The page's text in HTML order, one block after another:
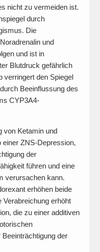
nicht zu vermeiden ist.
durch
Die
und
und ist in
Blutdruck gefährlich
verringert den Spiegel
Beeinflussung des
CYP3A4-
von Ketamin und
ZNS-Depression,
der
führen und eine
verursachen kann.
erhöhen beide
Verabreichung erhöht
die zu einer additiven
der